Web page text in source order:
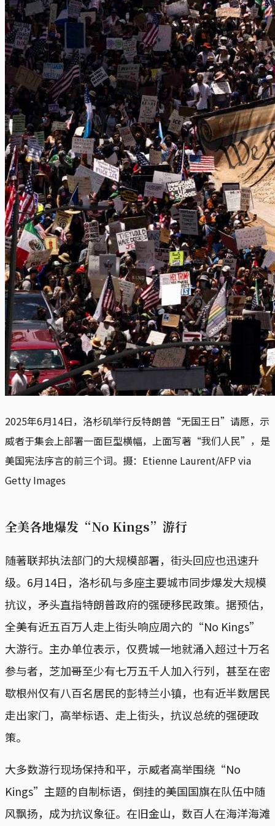
2025年6月14日，洛杉矶举行反特朗普“无国王日”请愿，示
威者于集会上部署一面巨型横幅，上面写著“我们人民”，是
美国宪法序言的前三个词。摄：Etienne Laurent/AFP via
Getty Images
全美各地爆发“No Kings”游行
随著联邦执法部门的大规模部署，街头回应也迅速升
级。6月14日，洛杉矶与多座主要城市同步爆发大规模
抗议，矛头直指特朗普政府的强硬移民政策。据预估，
全美有近五百万人走上街头响应周六的“No Kings”
大游行。主办单位表示，仅费城一地就涌入超过十万名
参与者，芝加哥至少有七万五千人加入行列，甚至在密
歇根州仅有八百名居民的彭特兰小镇，也有近半数居民
走出家门，高举标语、走上街头，抗议总统的强硬政
策。
大多数游行现场保持和平，示威者高举围绕“No
Kings”主题的自制标语，倒挂的美国国旗在队伍中随
风飘扬，成为抗议象征。在旧金山，数百人在海洋海滩